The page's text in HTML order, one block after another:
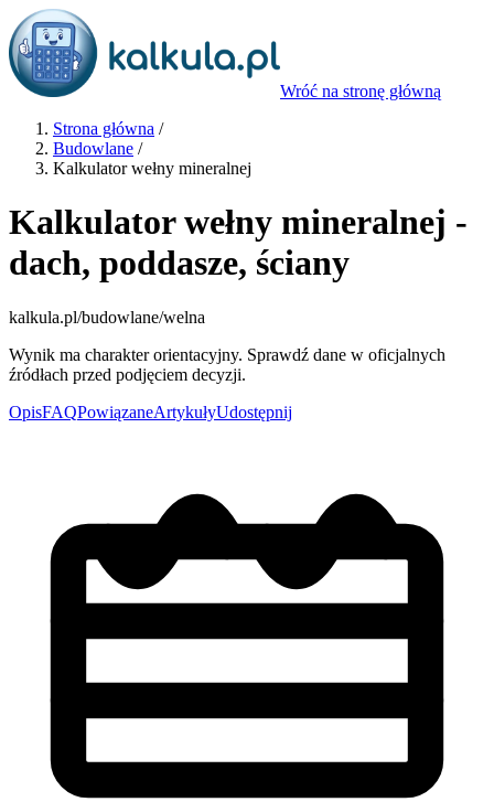
Wróć na stronę główną
Strona główna /
Budowlane /
Kalkulator wełny mineralnej
Kalkulator wełny mineralnej -
dach, poddasze, ściany
kalkula.pl/budowlane/welna
Wynik ma charakter orientacyjny. Sprawdź dane w oficjalnych
źródłach przed podjęciem decyzji.
OpisFAQPowiązaneArtykułyUdostępnij